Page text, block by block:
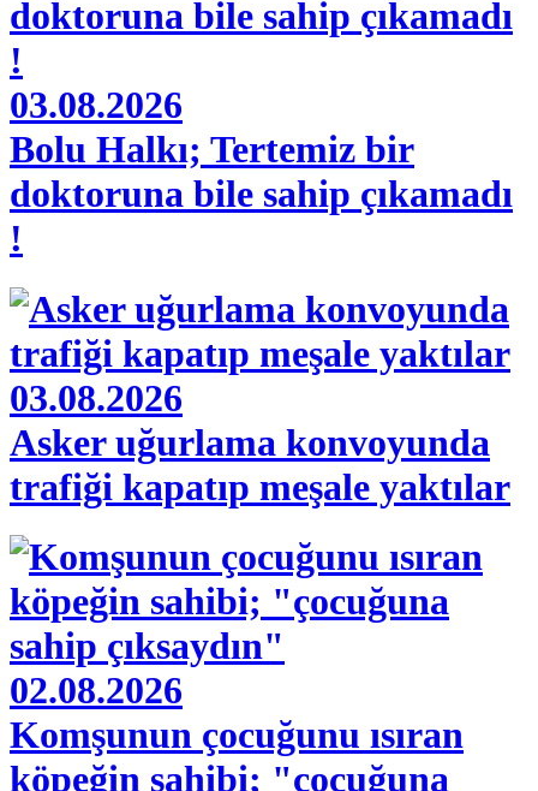
03.08.2026
Bolu Halkı; Tertemiz bir
doktoruna bile sahip çıkamadı
!
03.08.2026
Asker uğurlama konvoyunda
trafiği kapatıp meşale yaktılar
02.08.2026
Komşunun çocuğunu ısıran
köpeğin sahibi; "çocuğuna